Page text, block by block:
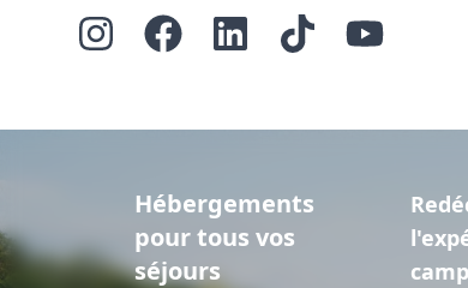
Hébergements
pour tous vos
séjours